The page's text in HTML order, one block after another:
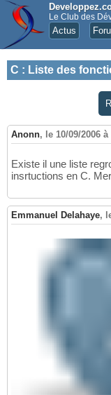
Le Club des
Actus
C : Liste des
Anonn, le 10/09/2006
Existe il une liste
insrtuctions en C.
Emmanuel Delahaye,